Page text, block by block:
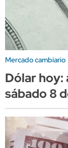
Mercado cambiario
Dólar hoy:
sábado 8